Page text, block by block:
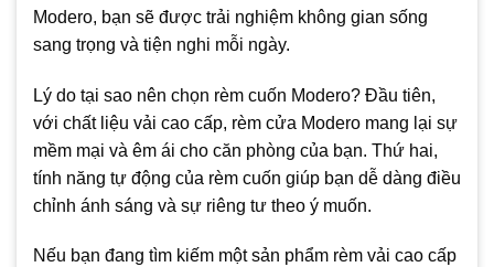
Modero, bạn sẽ được trải nghiệm không gian sống
sang trọng và tiện nghi mỗi ngày.
Lý do tại sao nên chọn rèm cuốn Modero? Đầu tiên,
với chất liệu vải cao cấp, rèm cửa Modero mang lại sự
mềm mại và êm ái cho căn phòng của bạn. Thứ hai,
tính năng tự động của rèm cuốn giúp bạn dễ dàng điều
chỉnh ánh sáng và sự riêng tư theo ý muốn.
Nếu bạn đang tìm kiếm một sản phẩm rèm vải cao cấp